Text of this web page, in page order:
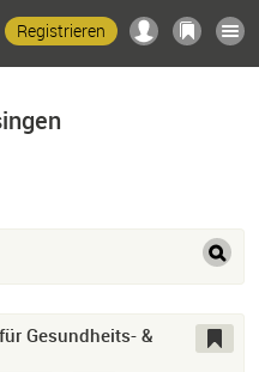
Registrieren
Gesundheits- &